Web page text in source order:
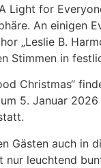
Light for
An einigen
„Leslie B.
Stimmen in
Christmas“
5. Januar 2026
Gästen auch in
nur leuchtend